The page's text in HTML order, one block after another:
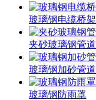
玻璃钢电缆桥架
夹砂玻璃钢管道
玻璃钢加砂管道
玻璃钢防雨罩